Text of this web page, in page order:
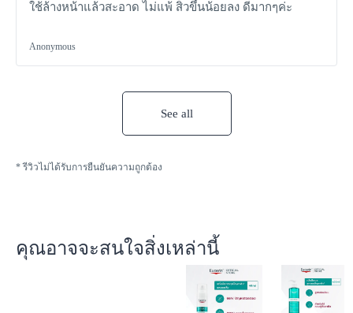
ใช้ล้างหน้าแล้วสะอาด ไม่แพ้ สิวขึ้นน้อยลง ดีมากๆค่ะ
Anonymous
See all
* รีวิวไม่ได้รับการยืนยันความถูกต้อง
คุณอาจจะสนใจสิ่งเหล่านี้